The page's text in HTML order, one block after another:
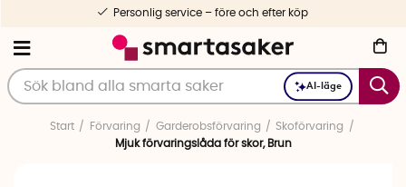
AI-läge
Personlig service – före och efter köp
Start Förvaring Garderobsförvaring
Skoförvaring
Mjuk förvaringslåda för skor, Brun